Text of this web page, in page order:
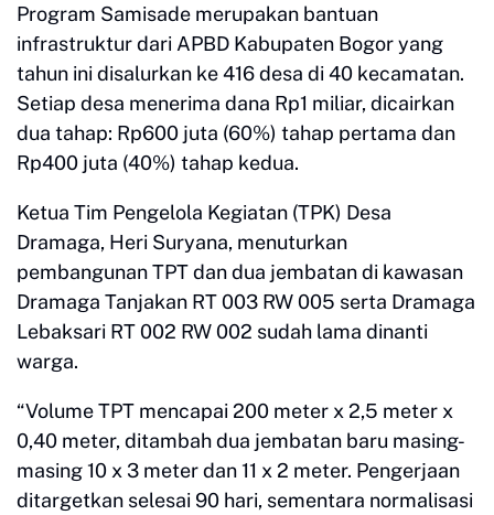
Program Samisade merupakan bantuan
infrastruktur dari APBD Kabupaten Bogor yang
tahun ini disalurkan ke 416 desa di 40 kecamatan.
Setiap desa menerima dana Rp1 miliar, dicairkan
dua tahap: Rp600 juta (60%) tahap pertama dan
Rp400 juta (40%) tahap kedua.
Ketua Tim Pengelola Kegiatan (TPK) Desa
Dramaga, Heri Suryana, menuturkan
pembangunan TPT dan dua jembatan di kawasan
Dramaga Tanjakan RT 003 RW 005 serta Dramaga
Lebaksari RT 002 RW 002 sudah lama dinanti
warga.
“Volume TPT mencapai 200 meter x 2,5 meter x
0,40 meter, ditambah dua jembatan baru masing-
masing 10 x 3 meter dan 11 x 2 meter. Pengerjaan
ditargetkan selesai 90 hari, sementara normalisasi